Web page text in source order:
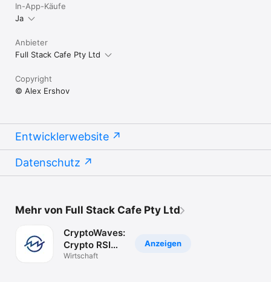
In-App-Käufe
Ja
Anbieter
Full Stack Cafe Pty Ltd
Copyright
© Alex Ershov
Entwicklerwebsite
Datenschutz
Mehr von Full Stack Cafe Pty Ltd
Anzeigen
CryptoWaves:
Crypto RSI
Alerts
Wirtschaft